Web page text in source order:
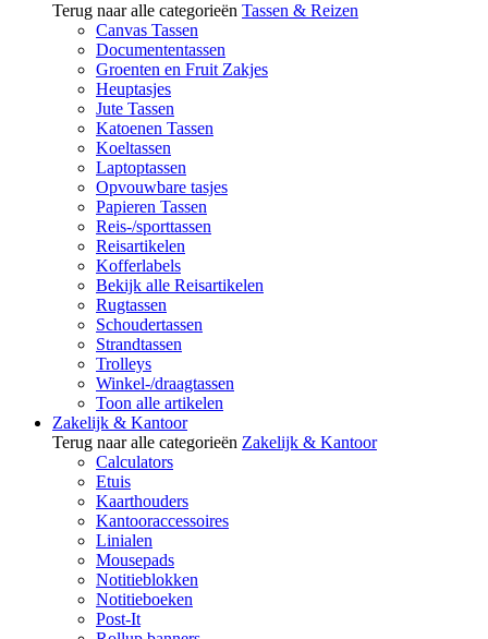
Terug naar alle categorieën Tassen & Reizen
Canvas Tassen
Documententassen
Groenten en Fruit Zakjes
Heuptasjes
Jute Tassen
Katoenen Tassen
Koeltassen
Laptoptassen
Opvouwbare tasjes
Papieren Tassen
Reis-/sporttassen
Reisartikelen
Kofferlabels
Bekijk alle Reisartikelen
Rugtassen
Schoudertassen
Strandtassen
Trolleys
Winkel-/draagtassen
Toon alle artikelen
Zakelijk & Kantoor
Terug naar alle categorieën Zakelijk & Kantoor
Calculators
Etuis
Kaarthouders
Kantooraccessoires
Linialen
Mousepads
Notitieblokken
Notitieboeken
Post-It